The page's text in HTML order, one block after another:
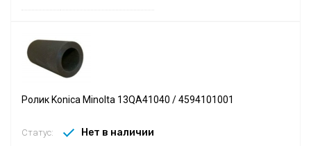
Ролик Konica Minolta 13QA41040 / 4594101001
Статус: Нет в наличии